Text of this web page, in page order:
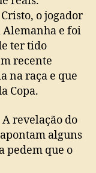
o jogador
Alemanha e foi
ter tido
recente
na raça e que
Copa.
revelação do
alguns
pedem que o